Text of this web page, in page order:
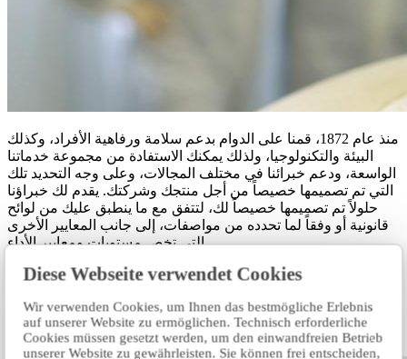
Diese Webseite verwendet Cookies
Wir verwenden Cookies, um Ihnen das bestmögliche Erlebnis
auf unserer Website zu ermöglichen. Technisch erforderliche
Cookies müssen gesetzt werden, um den einwandfreien Betrieb
unserer Website zu gewährleisten. Sie können frei entscheiden,
منذ عام 1872، قمنا على الدوام بدعم سلامة ورفاهية الأفراد، وكذلك
البيئة والتكنولوجيا، ولذلك يمكنك الاستفادة من مجموعة خدماتنا
الواسعة، ودعم خبرائنا في مختلف المجالات، وعلى وجه التحديد تلك
التي تم تصميمها خصيصاً من أجل منتجك وشركتك. يقدم لك خبراؤنا
حلولاً تم تصميمها خصيصاً لك، لتتفق مع ما ينطبق عليك من لوائح
قانونية أو وفقاً لما تحدده من مواصفات، إلى جانب المعايير الأخرى
التي تخص مستويات ومعايير الأداء.
ملفنا الشخصي
اكتب لنا الطلب.